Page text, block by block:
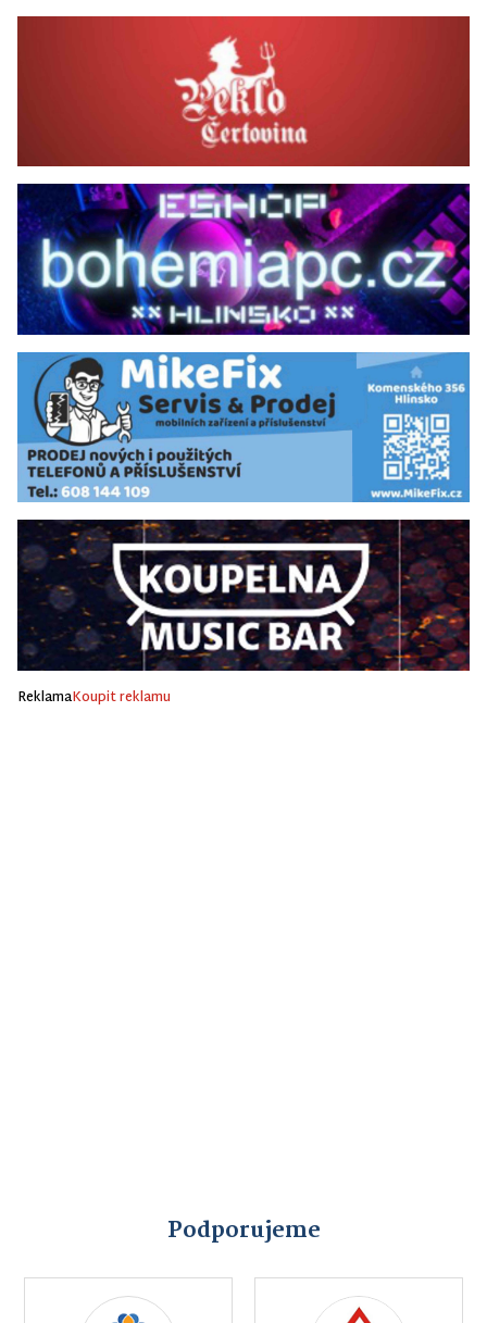
ReklamaKoupit reklamu
Podporujeme